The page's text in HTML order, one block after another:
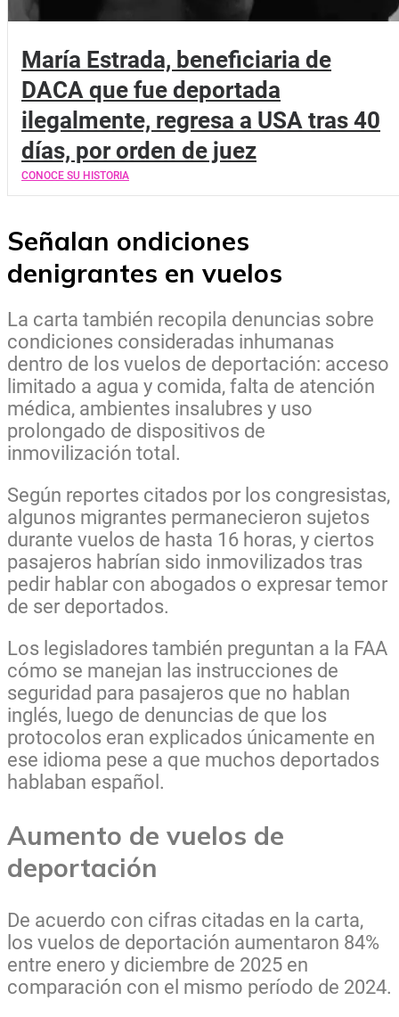
María Estrada, beneficiaria de
DACA que fue deportada
ilegalmente, regresa a USA tras 40
días, por orden de juez
CONOCE SU HISTORIA
Señalan ondiciones
denigrantes en vuelos
La carta también recopila denuncias sobre
condiciones consideradas inhumanas
dentro de los vuelos de deportación: acceso
limitado a agua y comida, falta de atención
médica, ambientes insalubres y uso
prolongado de dispositivos de
inmovilización total.
Según reportes citados por los congresistas,
algunos migrantes permanecieron sujetos
durante vuelos de hasta 16 horas, y ciertos
pasajeros habrían sido inmovilizados tras
pedir hablar con abogados o expresar temor
de ser deportados.
Los legisladores también preguntan a la FAA
cómo se manejan las instrucciones de
seguridad para pasajeros que no hablan
inglés, luego de denuncias de que los
protocolos eran explicados únicamente en
ese idioma pese a que muchos deportados
hablaban español.
Aumento de vuelos de
deportación
De acuerdo con cifras citadas en la carta,
los vuelos de deportación aumentaron 84%
entre enero y diciembre de 2025 en
comparación con el mismo período de 2024.